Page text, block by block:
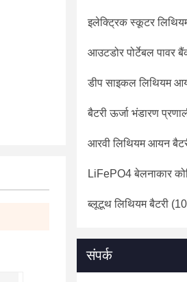
इलेक्ट्रिक स्कूटर
आउटडोर पोर्टेबल पावर
डीप साइकल लिथियम
बैटरी ऊर्जा भंडारण
आरवी लिथियम आयन
LiFePO4 बेलनाकार
ब्लूटूथ लिथियम बैटरी
संपर्क